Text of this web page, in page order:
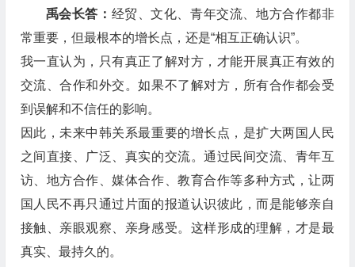
禹会长答： 经贸、文化、青年交流、地方合作都非
常重要，但最根本的增长点，还是“相互正确认识”。
我一直认为，只有真正了解对方，才能开展真正有效的
交流、合作和外交。如果不了解对方，所有合作都会受
到误解和不信任的影响。
因此，未来中韩关系最重要的增长点，是扩大两国人民
之间直接、广泛、真实的交流。通过民间交流、青年互
访、地方合作、媒体合作、教育合作等多种方式，让两
国人民不再只通过片面的报道认识彼此，而是能够亲自
接触、亲眼观察、亲身感受。这样形成的理解，才是最
真实、最持久的。